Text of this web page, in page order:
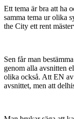
Ett tema är bra att ha
samma tema ur olika
the City ett rent
Sen får man
genom alla avsnitten
olika också. Att EN
avsnittet, men att